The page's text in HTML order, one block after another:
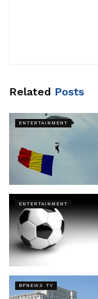
Related Posts
ENTERTAINMENT
ENTERTAINMENT
BPNEWS TV